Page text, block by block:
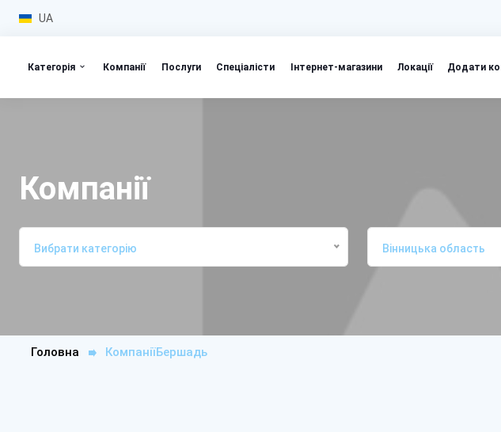
UA
Категорія Компанії Послуги Спеціалісти Інтернет-магазини Локації Додати
Компанії
Вибрати категорію Вінницька область
Головна КомпаніїБершадь